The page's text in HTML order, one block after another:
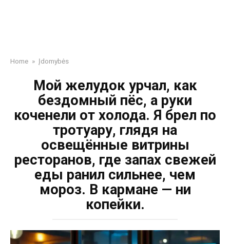
Home » Įdomybės
Мой желудок урчал, как
бездомный пёс, а руки
коченели от холода. Я брел по
тротуару, глядя на
освещённые витрины
ресторанов, где запах свежей
еды ранил сильнее, чем
мороз. В кармане — ни
копейки.